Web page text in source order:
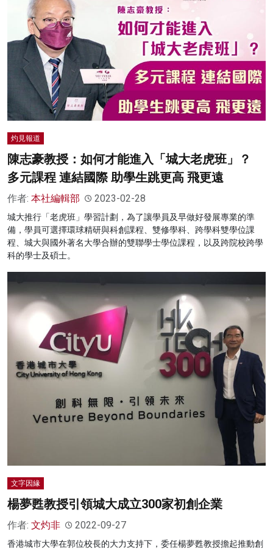
灼見報道
陳志豪教授：如何才能進入「城大老虎班」？
多元課程 連結國際 助學生跳更高 飛更遠
作者: 本社編輯部 2023-02-28
城大推行「老虎班」學習計劃，為了讓學員及早做好發展專業的準
備，學員可選擇環球精研與科創課程、雙修學科、跨學科雙學位課
程、城大與國外著名大學合辦的雙聯學士學位課程，以及跨院校跨學
科的學士及碩士。
文字因緣
楊夢甦教授引領城大成立300家初創企業
作者: 文灼非 2022-09-27
香港城市大學在郭位校長的大力支持下，委任楊夢甦教授擔起推動創